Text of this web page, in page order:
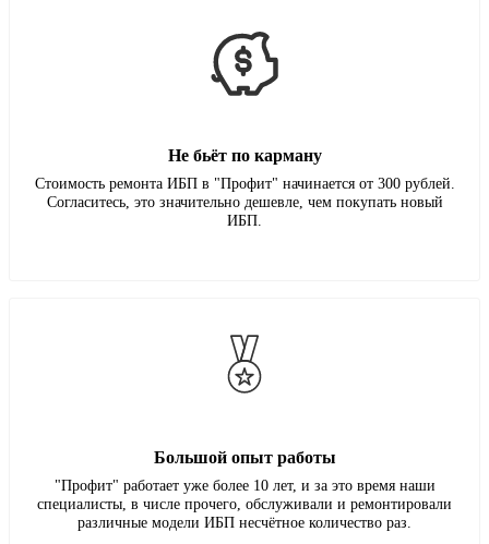
Не бьёт по карману
Стоимость ремонта ИБП в "Профит" начинается от 300 рублей.
Согласитесь, это значительно дешевле, чем покупать новый
ИБП.
Большой опыт работы
"Профит" работает уже более 10 лет, и за это время наши
специалисты, в числе прочего, обслуживали и ремонтировали
различные модели ИБП несчётное количество раз.